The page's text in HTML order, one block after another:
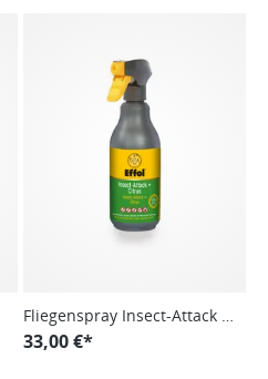
Fliegenspray Insect-Attack +
Citrus, Bremsenspray,
33,00 €*